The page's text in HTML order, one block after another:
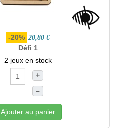
-20% 20,80 €
Défi 1
2 jeux en stock
+
–
Ajouter au panier